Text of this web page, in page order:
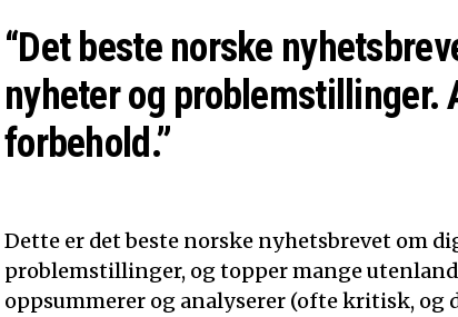
“Det beste norske
nyheter og problemstillinger.
forbehold.”
Dette er det beste norske nyhetsbrevet om
problemstillinger, og topper mange
oppsummerer og analyserer (ofte kritisk, og